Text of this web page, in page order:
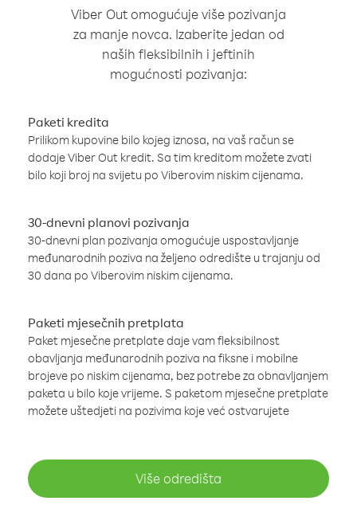
Viber Out omogućuje više pozivanja
za manje novca. Izaberite jedan od
naših fleksibilnih i jeftinih
mogućnosti pozivanja:
Paketi kredita
Prilikom kupovine bilo kojeg iznosa, na vaš račun se
dodaje Viber Out kredit. Sa tim kreditom možete zvati
bilo koji broj na svijetu po Viberovim niskim cijenama.
30-dnevni planovi pozivanja
30-dnevni plan pozivanja omogućuje uspostavljanje
međunarodnih poziva na željeno odredište u trajanju od
30 dana po Viberovim niskim cijenama.
Paketi mjesečnih pretplata
Paket mjesečne pretplate daje vam fleksibilnost
obavljanja međunarodnih poziva na fiksne i mobilne
brojeve po niskim cijenama, bez potrebe za obnavljanjem
paketa u bilo koje vrijeme. S paketom mjesečne pretplate
možete uštedjeti na pozivima koje već ostvarujete
Više odredišta